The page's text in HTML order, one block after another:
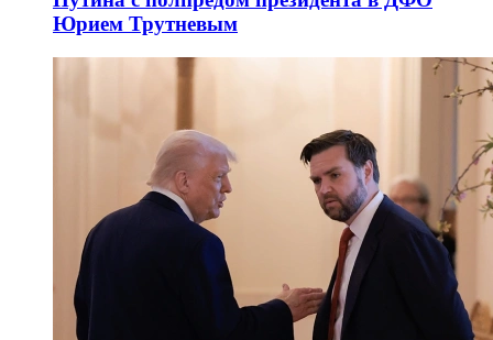
Юрием Трутневым